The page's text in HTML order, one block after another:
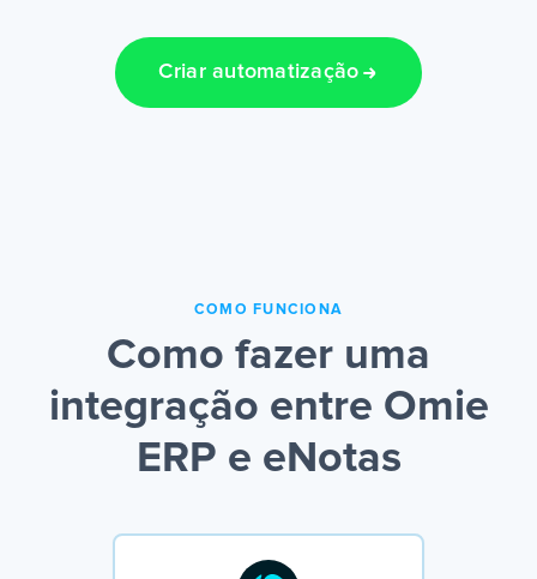
Criar automatização
COMO FUNCIONA
Como fazer uma
integração entre Omie
ERP e eNotas